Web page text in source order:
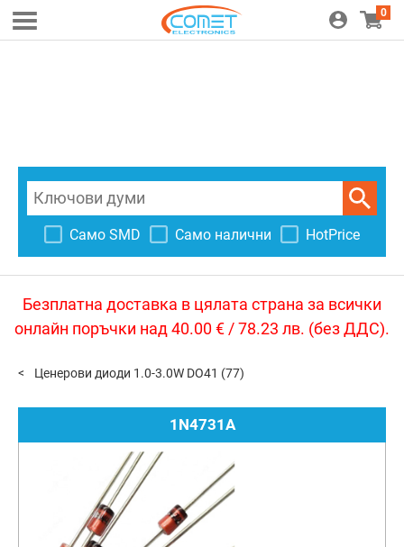
0
Само SMD Само налични HotPrice
Безплатна доставка в цялата страна за всички
онлайн поръчки над 40.00 € / 78.23 лв. (без ДДС).
Ценерови диоди 1.0-3.0W DO41 (77)
1N4731A